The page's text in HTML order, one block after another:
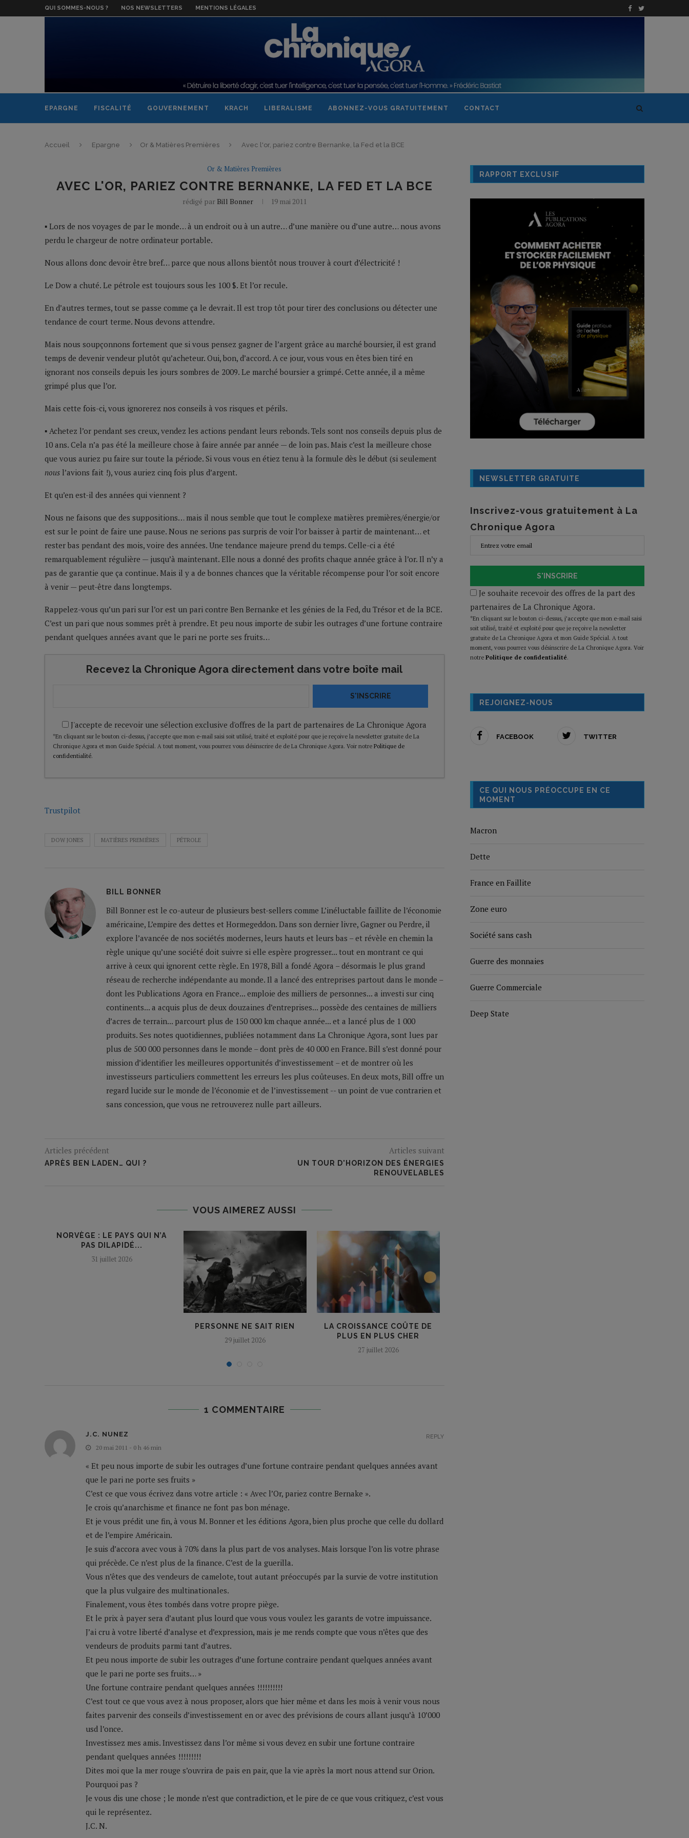
QUI SOMMES-NOUS ? NOS NEWSLETTERS MENTIONS LÉGALES
EPARGNE FISCALITÉ GOUVERNEMENT KRACH LIBERALISME ABONNEZ-VOUS GRATUITEMENT CONTACT
Accueil Epargne Or & Matières Premières Avec l'or, pariez contre Bernanke, la Fed et la BCE
Or & Matières Premières
AVEC L'OR, PARIEZ CONTRE BERNANKE, LA FED ET LA BCE
rédigé par Bill Bonner 19 mai 2011
▪ Lors de nos voyages de par le monde… à un endroit ou à un autre… d’une manière ou d’une autre… nous avons
perdu le chargeur de notre ordinateur portable.
Nous allons donc devoir être bref… parce que nous allons bientôt nous trouver à court d’électricité !
Le Dow a chuté. Le pétrole est toujours sous les 100 $. Et l’or recule.
En d’autres termes, tout se passe comme ça le devrait. Il est trop tôt pour tirer des conclusions ou détecter une
tendance de court terme. Nous devons attendre.
Mais nous soupçonnons fortement que si vous pensez gagner de l’argent grâce au marché boursier, il est grand
temps de devenir vendeur plutôt qu’acheteur. Oui, bon, d’accord. A ce jour, vous vous en êtes bien tiré en
ignorant nos conseils depuis les jours sombres de 2009. Le marché boursier a grimpé. Cette année, il a même
grimpé plus que l’or.
Mais cette fois-ci, vous ignorerez nos conseils à vos risques et périls.
▪ Achetez l’or pendant ses creux, vendez les actions pendant leurs rebonds. Tels sont nos conseils depuis plus de
10 ans. Cela n’a pas été la meilleure chose à faire année par année — de loin pas. Mais c’est la meilleure chose
que vous auriez pu faire sur toute la période. Si vous vous en étiez tenu à la formule dès le début (si seulement
nous l’avions fait !), vous auriez cinq fois plus d’argent.
Et qu’en est-il des années qui viennent ?
Nous ne faisons que des suppositions… mais il nous semble que tout le complexe matières premières/énergie/or
est sur le point de faire une pause. Nous ne serions pas surpris de voir l’or baisser à partir de maintenant… et
rester bas pendant des mois, voire des années. Une tendance majeure prend du temps. Celle-ci a été
remarquablement régulière — jusqu’à maintenant. Elle nous a donné des profits chaque année grâce à l’or. Il n’y a
pas de garantie que ça continue. Mais il y a de bonnes chances que la véritable récompense pour l’or soit encore
à venir — peut-être dans longtemps.
Rappelez-vous qu’un pari sur l’or est un pari contre Ben Bernanke et les génies de la Fed, du Trésor et de la BCE.
C’est un pari que nous sommes prêt à prendre. Et peu nous importe de subir les outrages d’une fortune contraire
pendant quelques années avant que le pari ne porte ses fruits…
Recevez la Chronique Agora directement dans votre boîte mail
S'INSCRIRE
J'accepte de recevoir une sélection exclusive d'offres de la part de partenaires de La Chronique Agora
*En cliquant sur le bouton ci-dessus, j’accepte que mon e-mail saisi soit utilisé, traité et exploité pour que je reçoive la newsletter gratuite de La
Chronique Agora et mon Guide Spécial. A tout moment, vous pourrez vous désinscrire de de La Chronique Agora. Voir notre Politique de
confidentialité.
Trustpilot
DOW JONES MATIÈRES PREMIÈRES PÉTROLE
BILL BONNER
Bill Bonner est le co-auteur de plusieurs best-sellers comme L’inéluctable faillite de l’économie
américaine, L’empire des dettes et Hormegeddon. Dans son dernier livre, Gagner ou Perdre, il
explore l’avancée de nos sociétés modernes, leurs hauts et leurs bas – et révèle en chemin la
règle unique qu’une société doit suivre si elle espère progresser... tout en montrant ce qui
arrive à ceux qui ignorent cette règle. En 1978, Bill a fondé Agora – désormais le plus grand
réseau de recherche indépendante au monde. Il a lancé des entreprises partout dans le monde –
dont les Publications Agora en France... emploie des milliers de personnes... a investi sur cinq
continents... a acquis plus de deux douzaines d’entreprises... possède des centaines de milliers
d’acres de terrain... parcourt plus de 150 000 km chaque année... et a lancé plus de 1 000
produits. Ses notes quotidiennes, publiées notamment dans La Chronique Agora, sont lues par
plus de 500 000 personnes dans le monde – dont près de 40 000 en France. Bill s’est donné pour
mission d’identifier les meilleures opportunités d’investissement – et de montrer où les
investisseurs particuliers commettent les erreurs les plus coûteuses. En deux mots, Bill offre un
regard lucide sur le monde de l’économie et de l’investissement -- un point de vue contrarien et
sans concession, que vous ne retrouverez nulle part ailleurs.
Articles précédent
APRÈS BEN LADEN… QUI ?
Articles suivant
UN TOUR D'HORIZON DES ÉNERGIES
RENOUVELABLES
VOUS AIMEREZ AUSSI
NORVÈGE : LE PAYS QUI N’A
PAS DILAPIDÉ...
31 juillet 2026
PERSONNE NE SAIT RIEN
29 juillet 2026
LA CROISSANCE COÛTE DE
PLUS EN PLUS CHER
27 juillet 2026
1 COMMENTAIRE
J.C. NUNEZ
20 mai 2011 - 0 h 46 min
« Et peu nous importe de subir les outrages d’une fortune contraire pendant quelques années avant
que le pari ne porte ses fruits »
C’est ce que vous écrivez dans votre article : « Avec l’Or, pariez contre Bernake ».
Je crois qu’anarchisme et finance ne font pas bon ménage.
Et je vous prédit une fin, à vous M. Bonner et les éditions Agora, bien plus proche que celle du dollard
et de l’empire Américain.
Je suis d’accora avec vous à 70% dans la plus part de vos analyses. Mais lorsque l’on lis votre phrase
qui précède. Ce n’est plus de la finance. C’est de la guerilla.
Vous n’êtes que des vendeurs de camelote, tout autant préoccupés par la survie de votre institution
que la plus vulgaire des multinationales.
Finalement, vous êtes tombés dans votre propre piège.
Et le prix à payer sera d’autant plus lourd que vous vous voulez les garants de votre impuissance.
J’ai cru à votre liberté d’analyse et d’expression, mais je me rends compte que vous n’êtes que des
vendeurs de produits parmi tant d’autres.
Et peu nous importe de subir les outrages d’une fortune contraire pendant quelques années avant
que le pari ne porte ses fruits… »
Une fortune contraire pendant quelques années !!!!!!!!!!
C’est tout ce que vous avez à nous proposer, alors que hier même et dans les mois à venir vous nous
faites parvenir des conseils d’investissement en or avec des prévisions de cours allant jusqu’à 10’000
usd l’once.
Investissez mes amis. Investissez dans l’or même si vous devez en subir une fortune contraire
pendant quelques années !!!!!!!!!
Dites moi que la mer rouge s’ouvrira de pais en pair, que la vie après la mort nous attend sur Orion.
Pourquoi pas ?
Je vous dis une chose ; le monde n’est que contradiction, et le pire de ce que vous critiquez, c’est vous
qui le représentez.
J.C. N.
REPLY
RAPPORT EXCLUSIF
NEWSLETTER GRATUITE
Inscrivez-vous gratuitement à La
Chronique Agora
S'INSCRIRE
Je souhaite recevoir des offres de la part des
partenaires de La Chronique Agora.
*En cliquant sur le bouton ci-dessus, j’accepte que mon e-mail saisi
soit utilisé, traité et exploité pour que je reçoive la newsletter
gratuite de La Chronique Agora et mon Guide Spécial. A tout
moment, vous pourrez vous désinscrire de La Chronique Agora. Voir
notre Politique de confidentialité.
REJOIGNEZ-NOUS
FACEBOOK TWITTER
CE QUI NOUS PRÉOCCUPE EN CE
MOMENT
Macron
Dette
France en Faillite
Zone euro
Société sans cash
Guerre des monnaies
Guerre Commerciale
Deep State